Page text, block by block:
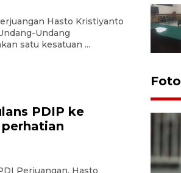
Hasto Kristiyanto
Undang
satu kesatuan ...
PDIP ke
Foto